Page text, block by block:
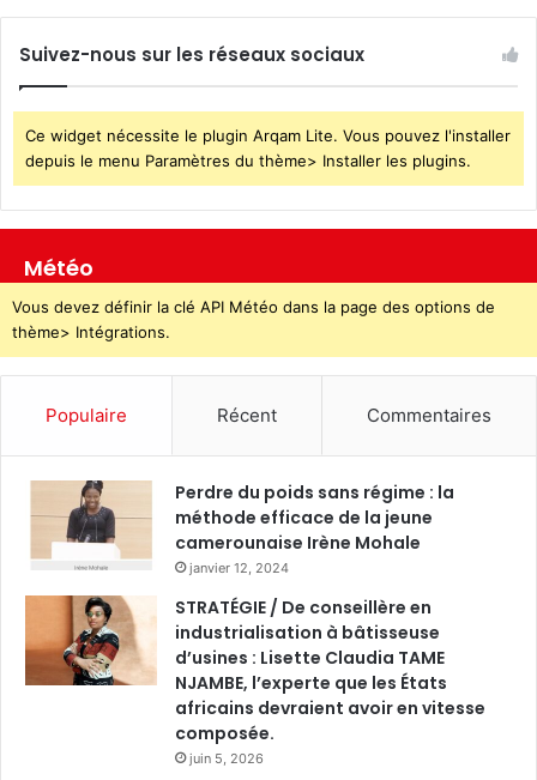
Suivez-nous sur les réseaux sociaux
Ce widget nécessite le plugin Arqam Lite. Vous pouvez l'installer
depuis le menu Paramètres du thème> Installer les plugins.
Météo
Vous devez définir la clé API Météo dans la page des options de
thème> Intégrations.
Populaire Récent Commentaires
Perdre du poids sans régime : la
méthode efficace de la jeune
camerounaise Irène Mohale
janvier 12, 2024
STRATÉGIE / De conseillère en
industrialisation à bâtisseuse
d’usines : Lisette Claudia TAME
NJAMBE, l’experte que les États
africains devraient avoir en vitesse
composée.
juin 5, 2026